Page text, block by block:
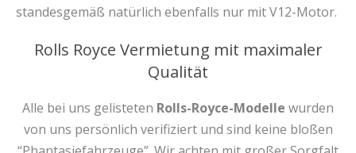
standesgemäß natürlich ebenfalls nur mit V12-Motor.
Rolls Royce Vermietung mit maximaler
Qualität
Alle bei uns gelisteten Rolls-Royce-Modelle wurden
von uns persönlich verifiziert und sind keine bloßen